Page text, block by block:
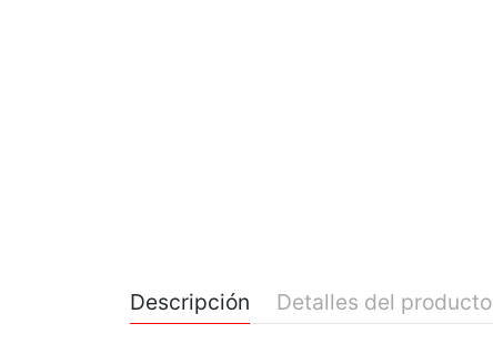
Descripción Detalles del producto